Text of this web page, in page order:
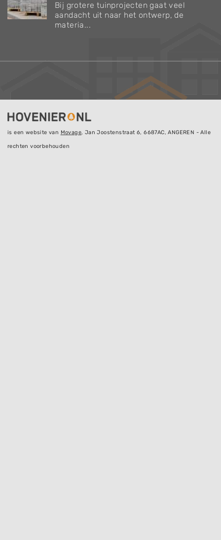
Bij grotere tuinprojecten gaat veel
aandacht uit naar het ontwerp, de
materia...
is een website van Movage, Jan Joostenstraat 6, 6687AC, ANGEREN - Alle
rechten voorbehouden